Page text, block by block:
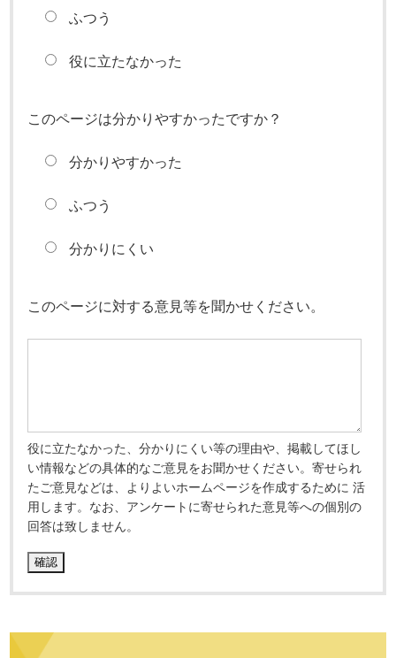
ふつう
役に立たなかった
このページは分かりやすかったですか？
分かりやすかった
ふつう
分かりにくい
このページに対する意見等を聞かせください。
役に立たなかった、分かりにくい等の理由や、掲載してほし
い情報などの具体的なご意見をお聞かせください。寄せられ
たご意見などは、よりよいホームページを作成するために 活
用します。なお、アンケートに寄せられた意見等への個別の
回答は致しません。